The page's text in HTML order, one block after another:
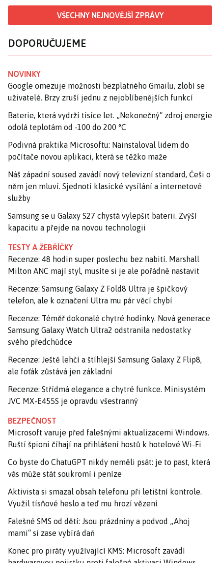
VŠECHNY NEJNOVĚJŠÍ ZPRÁVY
DOPORUČUJEME
NOVINKY
Google omezuje možnosti bezplatného Gmailu, zlobí se
uživatelé. Brzy zruší jednu z nejoblíbenějších funkcí
Baterie, která vydrží tisíce let. „Nekonečný“ zdroj energie
odolá teplotám od -100 do 200 °C
Podivná praktika Microsoftu: Nainstaloval lidem do
počítače novou aplikaci, která se těžko maže
Náš západní soused zavádí nový televizní standard, Češi o
něm jen mluví. Sjednotí klasické vysílání a internetové
služby
Samsung se u Galaxy S27 chystá vylepšit baterii. Zvýší
kapacitu a přejde na novou technologii
TESTY A ŽEBŘÍČKY
Recenze: 48 hodin super poslechu bez nabití. Marshall
Milton ANC mají styl, musíte si je ale pořádně nastavit
Recenze: Samsung Galaxy Z Fold8 Ultra je špičkový
telefon, ale k označení Ultra mu pár věcí chybí
Recenze: Téměř dokonalé chytré hodinky. Nová generace
Samsung Galaxy Watch Ultra2 odstranila nedostatky
svého předchůdce
Recenze: Ještě lehčí a štíhlejší Samsung Galaxy Z Flip8,
ale foťák zůstává jen základní
Recenze: Střídmá elegance a chytré funkce. Minisystém
JVC MX-E455S je opravdu všestranný
BEZPEČNOST
Microsoft varuje před falešnými aktualizacemi Windows.
Ruští špioni číhají na přihlášení hostů k hotelové Wi-Fi
Co byste do ChatuGPT nikdy neměli psát: je to past, která
vás může stát soukromí i peníze
Aktivista si smazal obsah telefonu při letištní kontrole.
Využil tísňové heslo a teď mu hrozí vězení
Falešné SMS od dětí: Jsou prázdniny a podvod „Ahoj
mami“ si zase vybírá daň
Konec pro piráty využívající KMS: Microsoft zavádí